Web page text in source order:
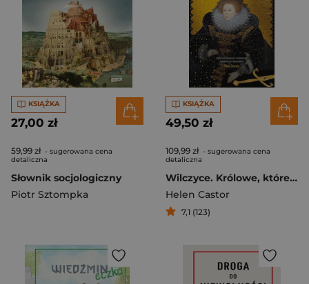
KSIĄŻKA
27,00 zł
59,99 zł - sugerowana cena
detaliczna
Słownik socjologiczny
Piotr Sztompka
KSIĄŻKA
49,50 zł
109,99 zł - sugerowana cena
detaliczna
Wilczyce. Królowe, które rządziły Anglią przed Elżbietą I
Helen Castor
7,1 (123)